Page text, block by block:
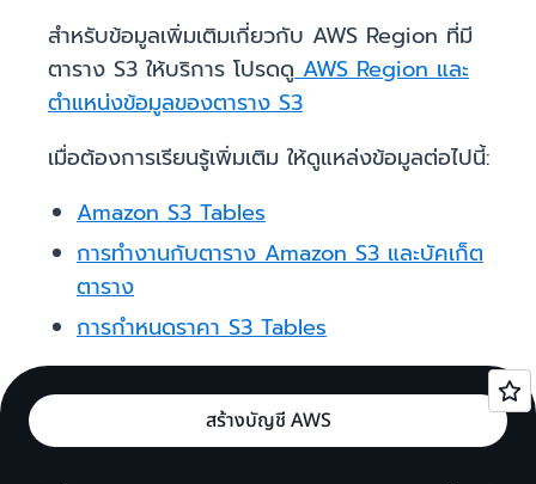
สำหรับข้อมูลเพิ่มเติมเกี่ยวกับ AWS Region ที่มี
ตาราง S3 ให้บริการ โปรดดูAWS Region และ
ตำแหน่งข้อมูลของตาราง S3
เมื่อต้องการเรียนรู้เพิ่มเติม ให้ดูแหล่งข้อมูลต่อไปนี้:
Amazon S3 Tables
การทำงานกับตาราง Amazon S3 และบัคเก็ต
ตาราง
การกำหนดราคา S3 Tables
สร้างบัญชี AWS